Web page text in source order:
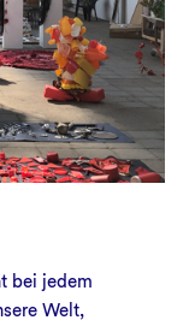
bei jedem
Welt,